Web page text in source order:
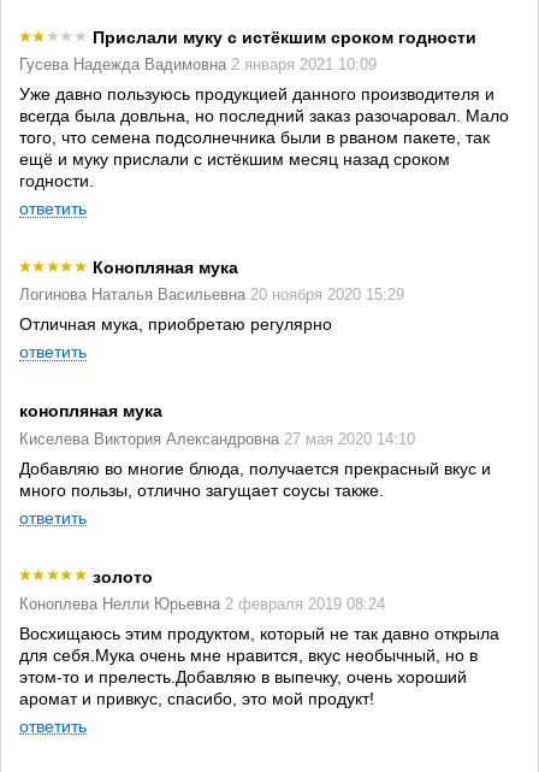
Прислали муку с истёкшим сроком годности
Гусева Надежда Вадимовна 2 января 2021 10:09
Уже давно пользуюсь продукцией данного производителя и
всегда была довльна, но последний заказ разочаровал. Мало
того, что семена подсолнечника были в рваном пакете, так
ещё и муку прислали с истёкшим месяц назад сроком
годности.
ответить
Конопляная мука
Логинова Наталья Васильевна 20 ноября 2020 15:29
Отличная мука, приобретаю регулярно
ответить
конопляная мука
Киселева Виктория Александровна 27 мая 2020 14:10
Добавляю во многие блюда, получается прекрасный вкус и
много пользы, отлично загущает соусы также.
ответить
золото
Коноплева Нелли Юрьевна 2 февраля 2019 08:24
Восхищаюсь этим продуктом, который не так давно открыла
для себя.Мука очень мне нравится, вкус необычный, но в
этом-то и прелесть.Добавляю в выпечку, очень хороший
аромат и привкус, спасибо, это мой продукт!
ответить